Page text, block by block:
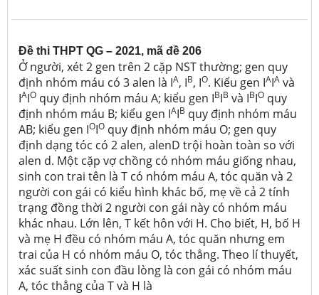
Đề thi THPT QG – 2021, mã đề 206
Ở người, xét 2 gen trên 2 cặp NST thường; gen quy
định nhóm máu có 3 alen là IA, IB, IO. Kiểu gen IAIA và
IAIO quy định nhóm máu A; kiểu gen IBIB và IBIO quy
định nhóm máu B; kiểu gen IAIB quy định nhóm máu
AB; kiểu gen IOIO quy định nhóm máu O; gen quy
định dạng tóc có 2 alen, alenD trội hoàn toàn so với
alen d. Một cặp vợ chồng có nhóm máu giống nhau,
sinh con trai tên là T có nhóm máu A, tóc quăn và 2
người con gái có kiểu hình khác bố, mẹ về cả 2 tính
trạng đồng thời 2 người con gái này có nhóm máu
khác nhau. Lớn lên, T kết hôn với H. Cho biết, H, bố H
và mẹ H đều có nhóm máu A, tóc quăn nhưng em
trai của H có nhóm máu O, tóc thẳng. Theo lí thuyết,
xác suất sinh con đầu lòng là con gái có nhóm máu
A, tóc thẳng của T và H là